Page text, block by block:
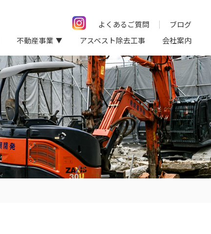
よくあるご質問
ブログ
不動産事業 アスベスト除去工事 会社案内